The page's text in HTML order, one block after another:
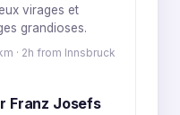
virages et
grandioses.
· 2h from Innsbruck
Franz Josefs